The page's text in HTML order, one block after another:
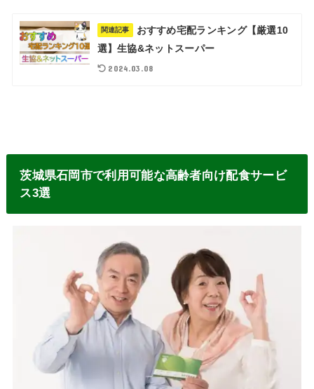
関連記事
おすすめ宅配ランキング【厳選10
選】生協&ネットスーパー
2024.03.08
茨城県石岡市で利用可能な高齢者向け配食サービ
ス3選